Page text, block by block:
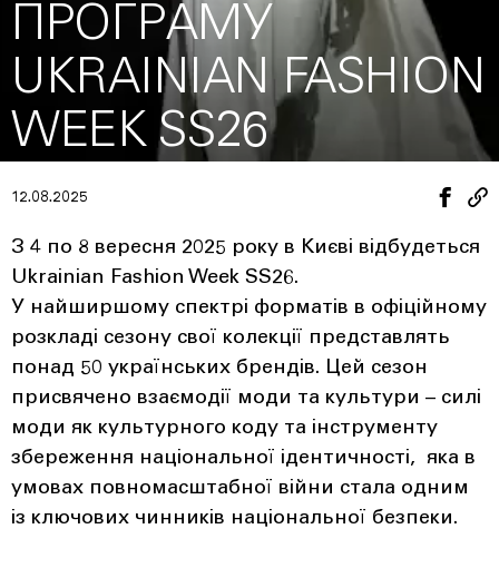
ПРОГРАМУ
UKRAINIAN FASHION
WEEK SS26
12.08.2025
З 4 по 8 вересня 2025 року в Києві відбудеться
Ukrainian Fashion Week SS26.
У найширшому спектрі форматів в офіційному
розкладі сезону свої колекції представлять
понад 50 українських брендів. Цей сезон
присвячено взаємодії моди та культури – силі
моди як культурного коду та інструменту
збереження національної ідентичності, яка в
умовах повномасштабної війни стала одним
із ключових чинників національної безпеки.